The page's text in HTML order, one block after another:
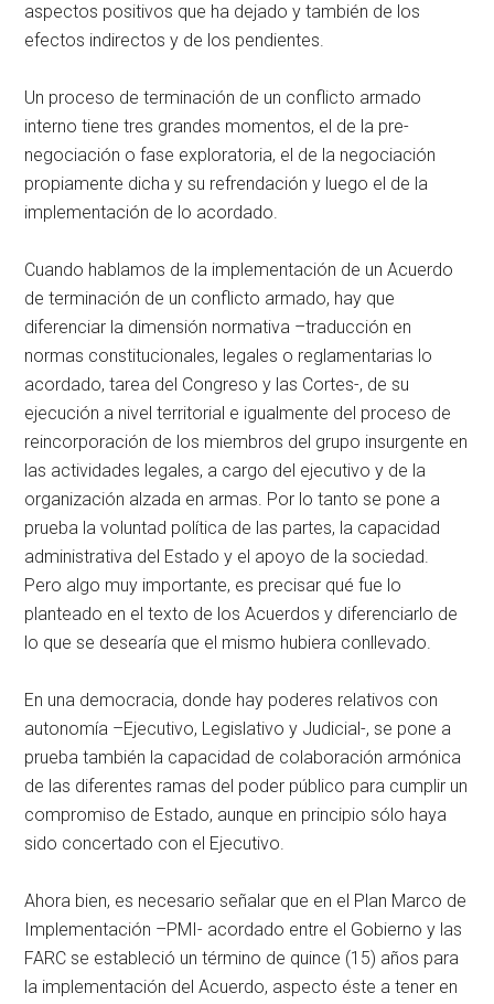
aspectos positivos que ha dejado y también de los
efectos indirectos y de los pendientes.
Un proceso de terminación de un conflicto armado
interno tiene tres grandes momentos, el de la pre-
negociación o fase exploratoria, el de la negociación
propiamente dicha y su refrendación y luego el de la
implementación de lo acordado.
Cuando hablamos de la implementación de un Acuerdo
de terminación de un conflicto armado, hay que
diferenciar la dimensión normativa –traducción en
normas constitucionales, legales o reglamentarias lo
acordado, tarea del Congreso y las Cortes-, de su
ejecución a nivel territorial e igualmente del proceso de
reincorporación de los miembros del grupo insurgente en
las actividades legales, a cargo del ejecutivo y de la
organización alzada en armas. Por lo tanto se pone a
prueba la voluntad política de las partes, la capacidad
administrativa del Estado y el apoyo de la sociedad.
Pero algo muy importante, es precisar qué fue lo
planteado en el texto de los Acuerdos y diferenciarlo de
lo que se desearía que el mismo hubiera conllevado.
En una democracia, donde hay poderes relativos con
autonomía –Ejecutivo, Legislativo y Judicial-, se pone a
prueba también la capacidad de colaboración armónica
de las diferentes ramas del poder público para cumplir un
compromiso de Estado, aunque en principio sólo haya
sido concertado con el Ejecutivo.
Ahora bien, es necesario señalar que en el Plan Marco de
Implementación –PMI- acordado entre el Gobierno y las
FARC se estableció un término de quince (15) años para
la implementación del Acuerdo, aspecto éste a tener en